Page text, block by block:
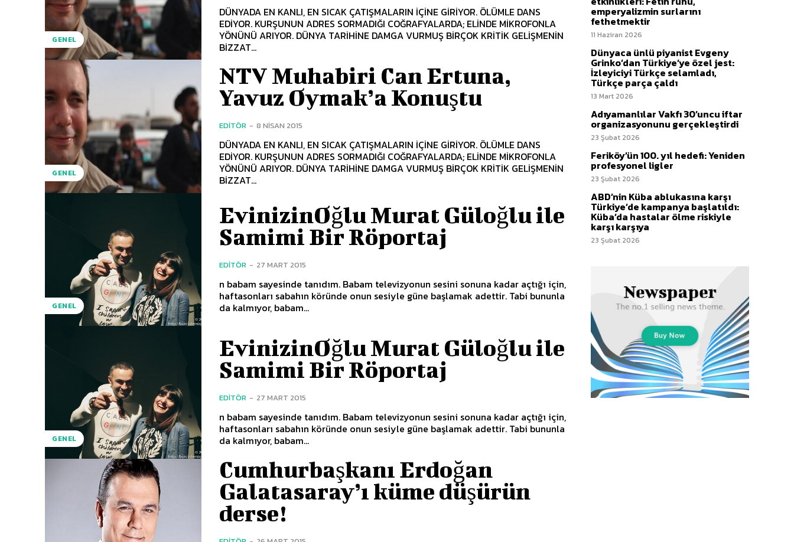
GENEL
DÜNYADA EN KANLI, EN SICAK ÇATIŞMALARIN İÇİNE GİRİYOR. ÖLÜMLE DANS
EDİYOR. KURŞUNUN ADRES SORMADIĞI COĞRAFYALARDA; ELİNDE MİKROFONLA
YÖNÜNÜ ARIYOR. DÜNYA TARİHİNE DAMGA VURMUŞ BİRÇOK KRİTİK GELİŞMENİN
BİZZAT...
GENEL
NTV Muhabiri Can Ertuna,
Yavuz Oymak’a Konuştu
EDITÖR - 8 NISAN 2015
DÜNYADA EN KANLI, EN SICAK ÇATIŞMALARIN İÇİNE GİRİYOR. ÖLÜMLE DANS
EDİYOR. KURŞUNUN ADRES SORMADIĞI COĞRAFYALARDA; ELİNDE MİKROFONLA
YÖNÜNÜ ARIYOR. DÜNYA TARİHİNE DAMGA VURMUŞ BİRÇOK KRİTİK GELİŞMENİN
BİZZAT...
GENEL
EvinizinOğlu Murat Güloğlu ile
Samimi Bir Röportaj
EDITÖR - 27 MART 2015
n babam sayesinde tanıdım. Babam televizyonun sesini sonuna kadar açtığı için,
haftasonları sabahın köründe onun sesiyle güne başlamak adettir. Tabi bununla
da kalmıyor, babam...
GENEL
EvinizinOğlu Murat Güloğlu ile
Samimi Bir Röportaj
EDITÖR - 27 MART 2015
n babam sayesinde tanıdım. Babam televizyonun sesini sonuna kadar açtığı için,
haftasonları sabahın köründe onun sesiyle güne başlamak adettir. Tabi bununla
da kalmıyor, babam...
Cumhurbaşkanı Erdoğan
Galatasaray’ı küme düşürün
derse!
emperyalizmin surlarını
fethetmektir
11 Haziran 2026
Dünyaca ünlü piyanist Evgeny
Grinko’dan Türkiye’ye özel jest:
İzleyiciyi Türkçe selamladı,
Türkçe parça çaldı
13 Mart 2026
Adıyamanlılar Vakfı 30’uncu iftar
organizasyonunu gerçekleştirdi
23 Şubat 2026
Feriköy’ün 100. yıl hedefi: Yeniden
profesyonel ligler
23 Şubat 2026
ABD’nin Küba ablukasına karşı
Türkiye’de kampanya başlatıldı:
Küba’da hastalar ölme riskiyle
karşı karşıya
23 Şubat 2026